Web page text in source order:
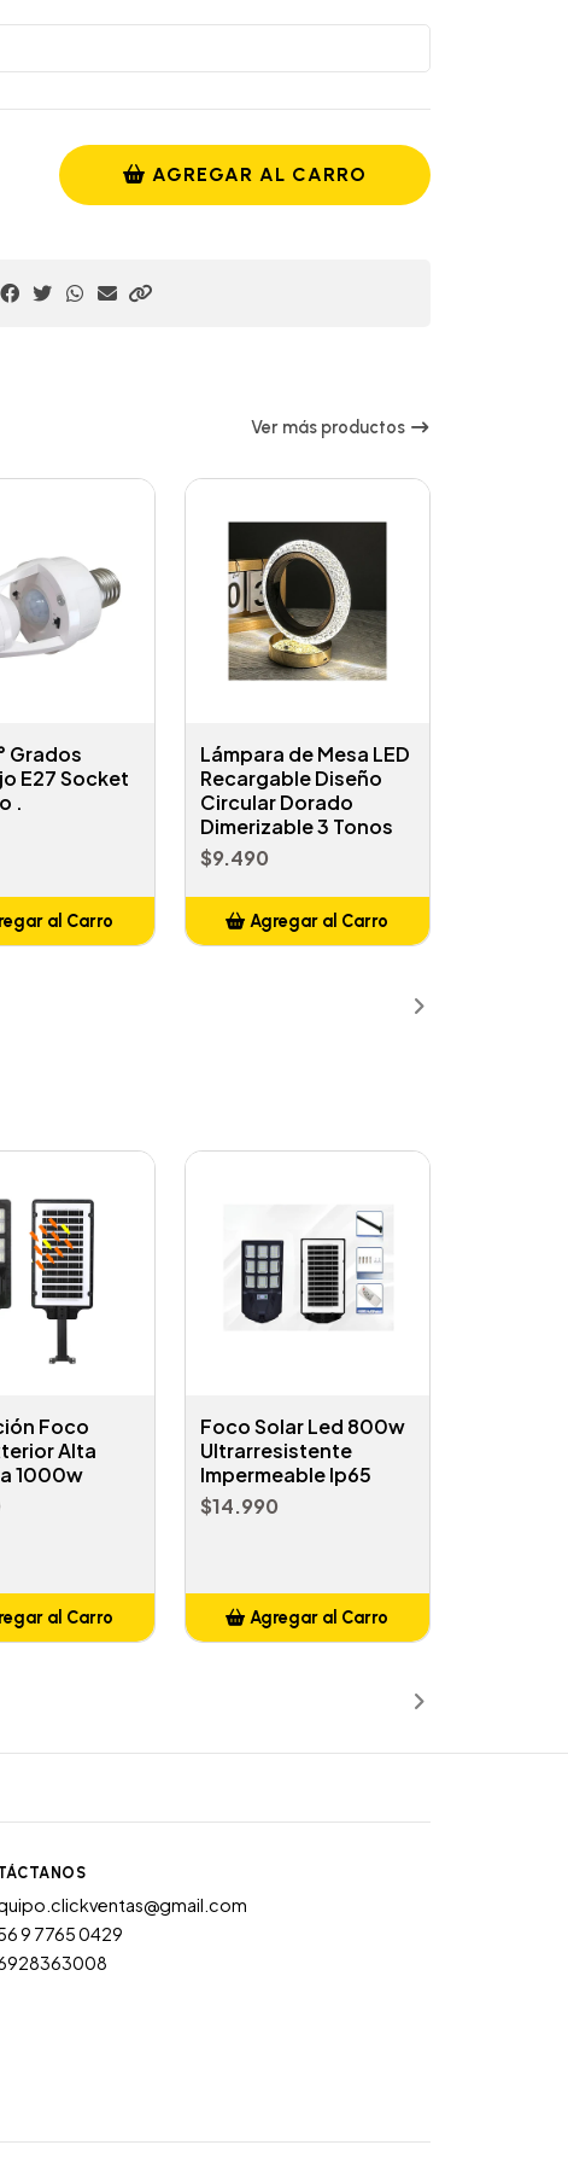
AGREGAR AL CARRO
Ver más productos
Grados
E27 Socket
.
al Carro
Lámpara de Mesa LED
Recargable Diseño
Circular Dorado
Dimerizable 3 Tonos
$9.490
Agregar al Carro
Foco
Alta
1000w
al Carro
Foco Solar Led 800w
Ultrarresistente
Impermeable Ip65
$14.990
Agregar al Carro
9 7765 0429